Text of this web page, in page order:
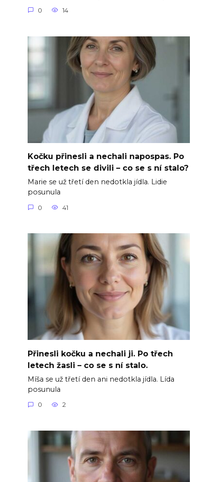
0 14
Kočku přinesli a nechali napospas. Po
třech letech se divili – co se s ní stalo?
Marie se už třetí den nedotkla jídla. Lidie
posunula
0 41
Přinesli kočku a nechali ji. Po třech
letech žasli – co se s ní stalo.
Míša se už třetí den ani nedotkla jídla. Lída
posunula
0 2